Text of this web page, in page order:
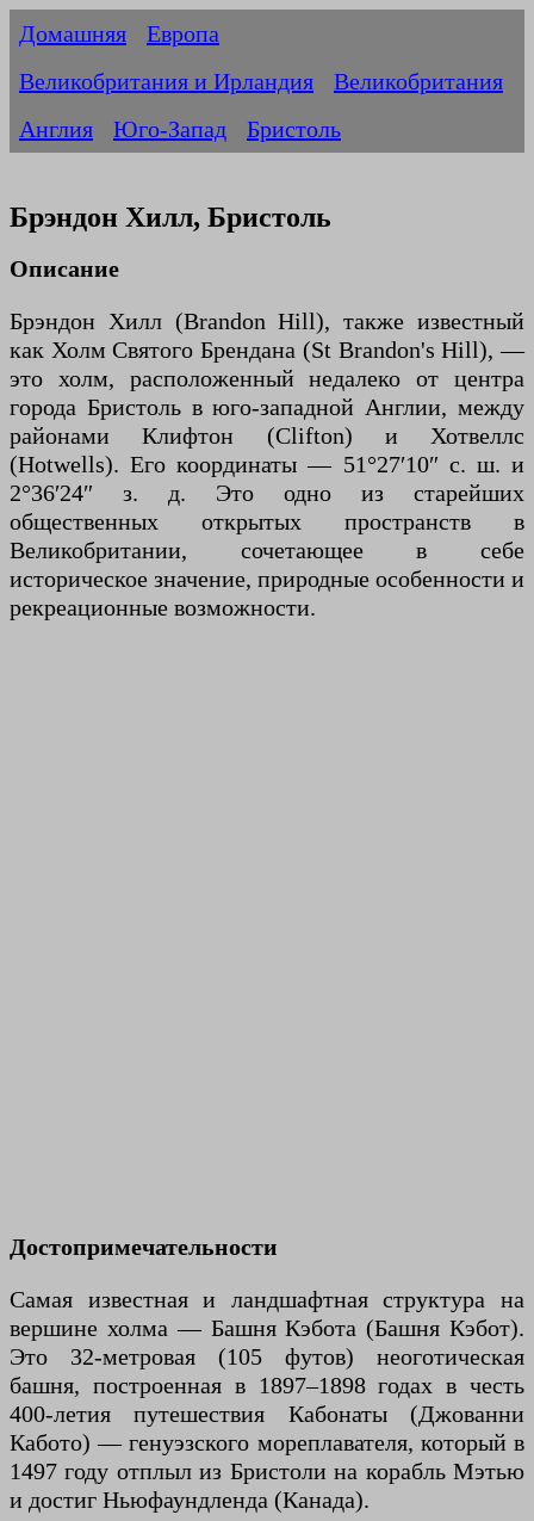
Домашняя
Европа
Великобритания и Ирландия
Великобритания
Англия
Юго-Запад Бристоль
Брэндон Хилл, Бристоль
Описание
Брэндон Хилл (Brandon Hill), также известный
как Холм Святого Брендана (St Brandon's Hill), —
это холм, расположенный недалеко от центра
города Бристоль в юго-западной Англии, между
районами Клифтон (Clifton) и Хотвеллс
(Hotwells). Его координаты — 51°27′10″ с. ш. и
2°36′24″ з. д. Это одно из старейших
общественных открытых пространств в
Великобритании, сочетающее в себе
историческое значение, природные особенности и
рекреационные возможности.
Достопримечательности
Самая известная и ландшафтная структура на
вершине холма — Башня Кэбота (Башня Кэбот).
Это 32-метровая (105 футов) неоготическая
башня, построенная в 1897–1898 годах в честь
400-летия путешествия Кабонаты (Джованни
Кабото) — генуэзского мореплавателя, который в
1497 году отплыл из Бристоли на корабль Мэтью
и достиг Ньюфаундленда (Канада).